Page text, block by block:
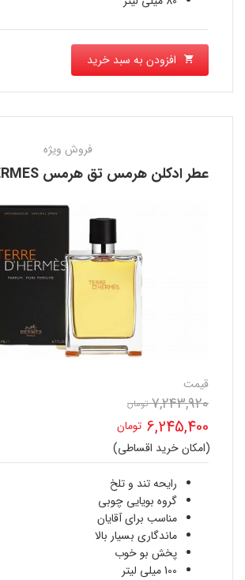
افزودن به سبد خرید
فروش ویژه
قیمت
7,243,920 تومان
اصلی
7,243,920 تومان
بود.
6,245,400 تومان
قیمت
فعلی
6,245,400 تومان
است.
(امکان خرید اقساطی)
رایحه تند و تلخ
گروه بویایی چوبی
مناسب برای آقایان
ماندگاری بسیار بالا
پخش بو خوب
100 میلی لیتر